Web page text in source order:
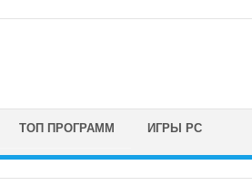
ТОП ПРОГРАММ ИГРЫ PC